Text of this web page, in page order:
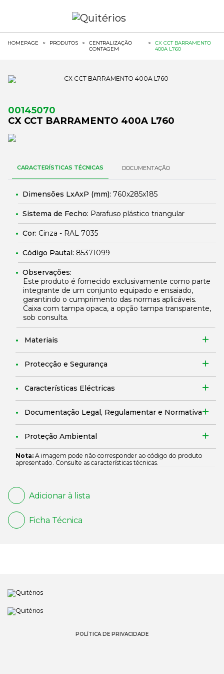
HOMEPAGE > PRODUTOS >
CENTRALIZAÇÃO
CONTAGEM
>
CX CCT BARRAMENTO
400A L760
00145070
CX CCT BARRAMENTO 400A L760
CARACTERÍSTICAS TÉCNICAS DOCUMENTAÇÃO
Dimensões LxAxP (mm): 760x285x185
Sistema de Fecho: Parafuso plástico triangular
Cor: Cinza - RAL 7035
Código Pautal: 85371099
Observações:
Este produto é fornecido exclusivamente como parte
integrante de um conjunto equipado e ensaiado,
garantindo o cumprimento das normas aplicáveis.
Caixa com tampa opaca, a opção tampa transparente,
sob consulta.
Materiais
Protecção e Segurança
Características Eléctricas
Documentação Legal, Regulamentar e Normativa
Proteção Ambiental
Nota: A imagem pode não corresponder ao código do produto
apresentado. Consulte as características técnicas.
Adicionar à lista
Ficha Técnica
POLÍTICA DE PRIVACIDADE